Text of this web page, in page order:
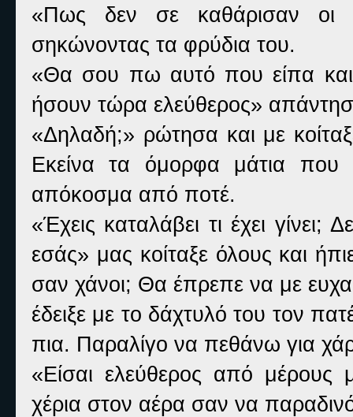
«Πως δεν σε καθάρισαν οι
σηκώνοντας τα φρύδια του.
«Θα σου πω αυτό που είπα
ήσουν τώρα ελεύθερος»
«Δηλαδή;» ρώτησα και με
Εκείνα τα όμορφα μάτια
απόκοσμα από ποτέ.
«Έχεις καταλάβει τι έχει
εσάς» μας κοίταξε όλους και
σαν χάνοι; Θα έπρεπε να με
έδειξε με το δάχτυλό του τον
πια. Παραλίγο να πεθάνω για
«Είσαι ελεύθερος από
χέρια στον αέρα σαν να